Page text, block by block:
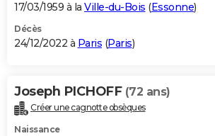
17/03/1959 à la Ville-du-Bois (Essonne)
Décès
24/12/2022 à Paris (Paris)
Joseph PICHOFF (72 ans)
Créer une cagnotte obsèques
Naissance